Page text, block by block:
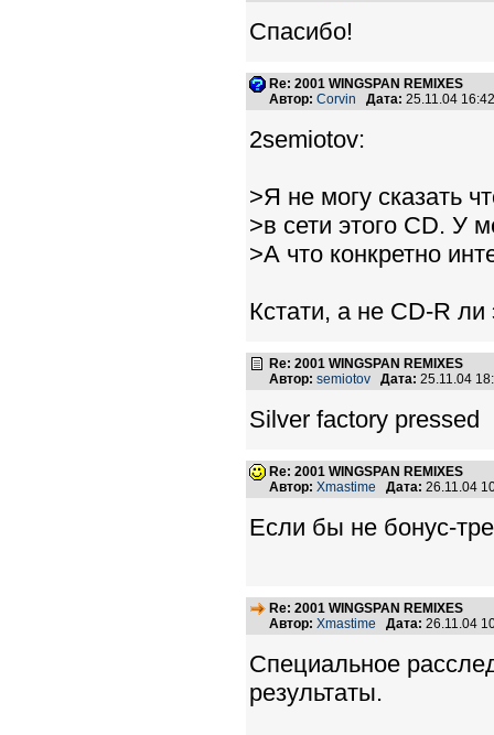
Спасибо!
Re: 2001 WINGSPAN REMIXES
Автор: Corvin Дата: 25.11.04
2semiotov:
>Я не могу сказать
>в сети этого CD. У
>А что конкретно
Кстати, а не CD-R ли
Re: 2001 WINGSPAN REMIXES
Автор: semiotov Дата: 25.11.04
Silver factory pressed
Re: 2001 WINGSPAN REMIXES
Автор: Xmastime Дата: 26.11.04
Если бы не бонус-
Re: 2001 WINGSPAN REMIXES
Автор: Xmastime Дата: 26.11.04
Специальное
результаты.